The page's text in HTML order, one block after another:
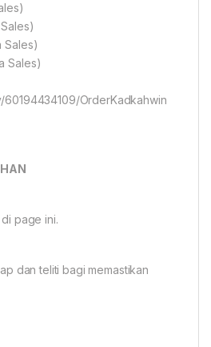
Sales)
Sales)
60194434109/OrderKadkahwin
page ini.
dan teliti bagi memastikan